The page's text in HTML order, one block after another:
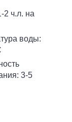
2 ч.л. на
воды:
3-5